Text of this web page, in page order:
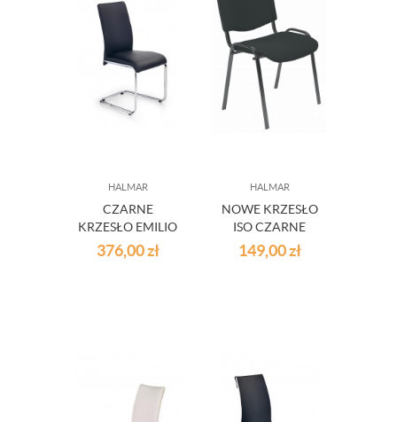
HALMAR
CZARNE
KRZESŁO EMILIO
376,00zł
HALMAR
NOWE KRZESŁO
ISO CZARNE
149,00zł